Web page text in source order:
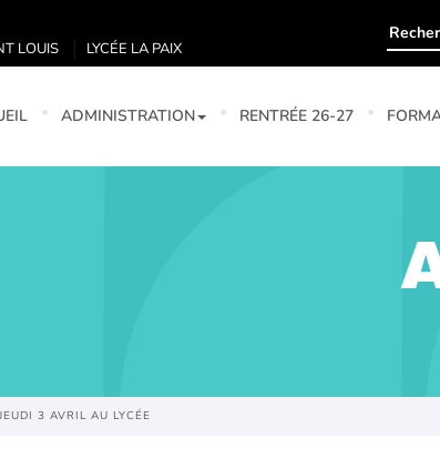
LOUIS LYCÉE LA PAIX
ADMINISTRATION RENTRÉE 26-27
3 AVRIL AU LYCÉE